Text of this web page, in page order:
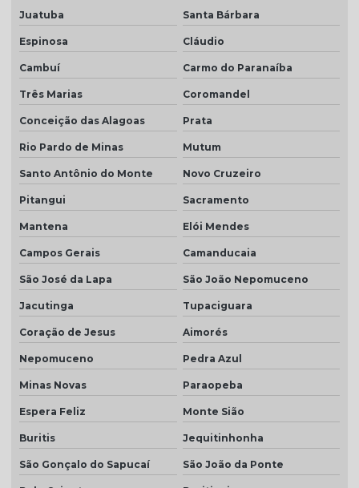
Juatuba Santa Bárbara
Espinosa Cláudio
Cambuí Carmo do Paranaíba
Três Marias Coromandel
Conceição das Alagoas Prata
Rio Pardo de Minas Mutum
Santo Antônio do Monte Novo Cruzeiro
Pitangui Sacramento
Mantena Elói Mendes
Campos Gerais Camanducaia
São José da Lapa São João Nepomuceno
Jacutinga Tupaciguara
Coração de Jesus Aimorés
Nepomuceno Pedra Azul
Minas Novas Paraopeba
Espera Feliz Monte Sião
Buritis Jequitinhonha
São Gonçalo do Sapucaí São João da Ponte